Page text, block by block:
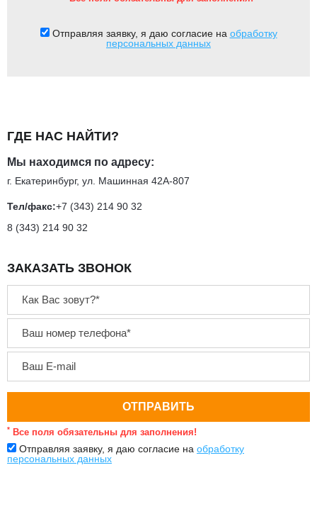
Отправляя заявку, я даю согласие на обработку
персональных данных
ГДЕ НАС НАЙТИ?
Мы находимся по адресу:
г. Екатеринбург, ул. Машинная 42А-807
Тел/факс:+7 (343) 214 90 32
8 (343) 214 90 32
ЗАКАЗАТЬ ЗВОНОК
* Все поля обязательны для заполнения!
Отправляя заявку, я даю согласие на обработку
персональных данных